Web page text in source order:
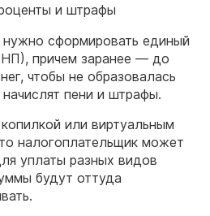
и штрафы
сформировать единый
причем заранее — до
чтобы не образовалась
пени и штрафы.
или виртуальным
налогоплательщик может
уплаты разных видов
будут оттуда